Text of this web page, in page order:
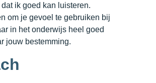
ik goed kan luisteren.
om je gevoel te gebruiken bij
in het onderwijs heel goed
jouw bestemming.